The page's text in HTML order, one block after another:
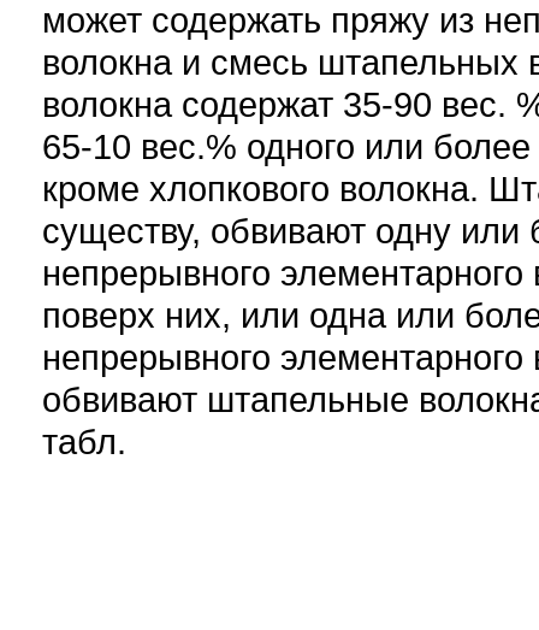
может содержать пряжу из
волокна и смесь штапельных
волокна содержат 35-90 вес.
65-10 вес.% одного или
кроме хлопкового волокна.
существу, обвивают одну или
непрерывного
поверх них, или одна или
непрерывного элементарного
обвивают штапельные
табл.